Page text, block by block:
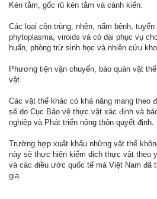
Kén tằm, gốc rũ kén tằm và cánh kiến.
Các loại côn trùng, nhện, nấm bệnh,
phytoplasma, viroids và cỏ dại phục vụ
huấn, phòng trừ sinh học và nhiên cứu
Phương tiện vận chuyển, bảo quản vật
vật.
Các vật thể khác có khả năng mang theo
sẽ do Cục Bảo vệ thực vật xác định và
nghiệp và Phát triển nông thôn quyết định.
Trường hợp xuất khẩu những vật thể
này sẽ thực hiện kiểm dịch thực vật theo
và các điều ước quốc tế mà Việt Nam đã
gia.